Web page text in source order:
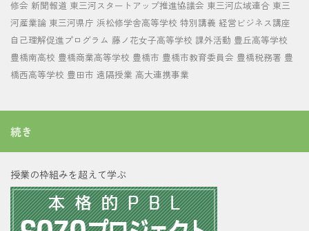
修会 新聞報道 東三河スタートアップ推進協議会 東三河広域連合 東三
河産業論 東三河県庁 浜松修学舎高等学校 特別講義 経営ビジネス講座
自己理解促進プログラム 藤ノ花女子高等学校 課外活動 豊丘高等学校
豊橋南高校 豊橋商業高等学校 豊橋市 豊橋市教育委員会 豊橋税務署 豊
橋西高等学校 豊田市 遠隔授業 高大連携事業
続き
授業の枠組みを超えて学ぶ